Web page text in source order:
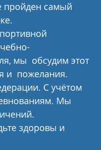
пройден самый
мы  обсудим этот
и  пожелания.
С учётом
Мы
здоровы и